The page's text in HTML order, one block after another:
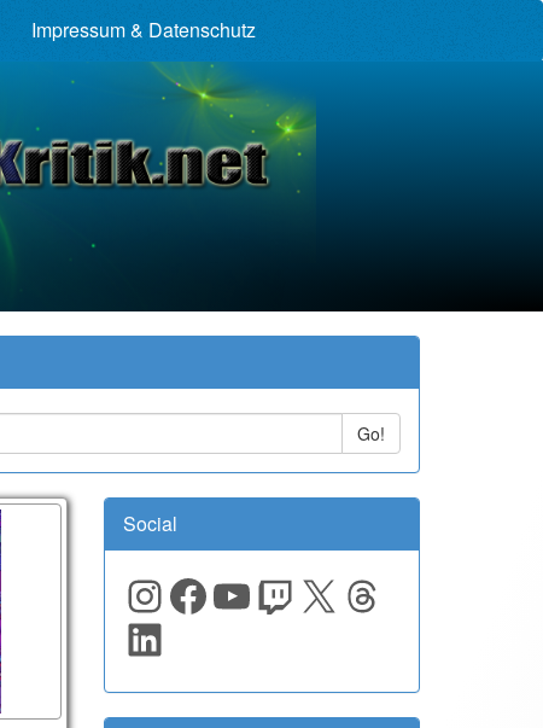
Impressum & Datenschutz
Go!
Social
Instagram
Facebook
YouTube
Twitch
X Threads
LinkedIn